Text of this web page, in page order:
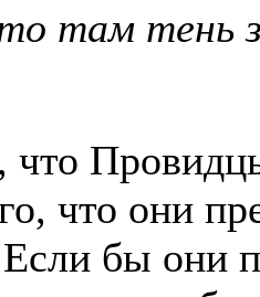
там тень
что
что они
бы они